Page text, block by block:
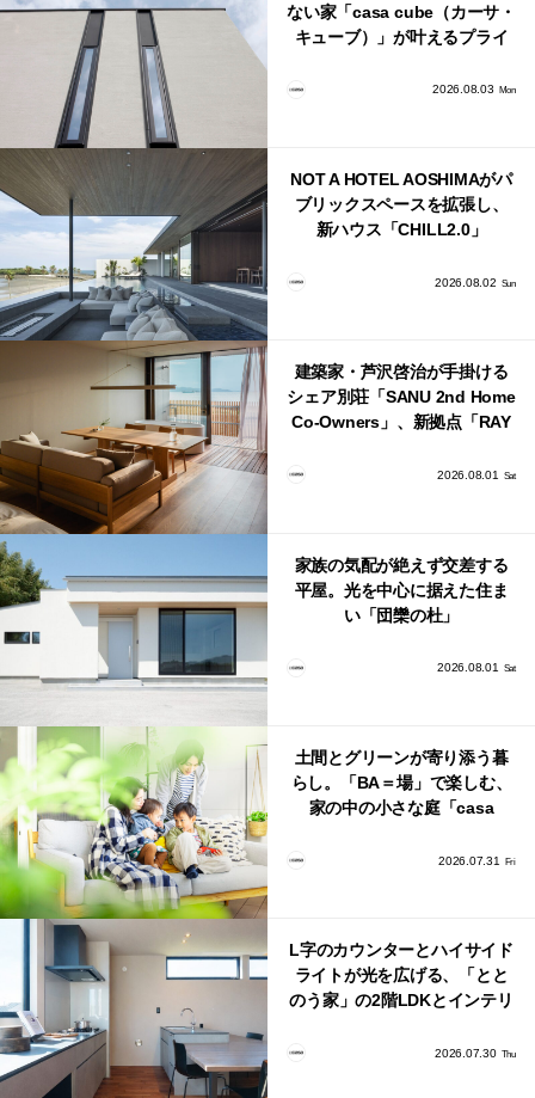
ない家「casa cube（カーサ・
キューブ）」が叶えるプライ
2026.08.03 Mon
NOT A HOTEL AOSHIMAがパ
ブリックスペースを拡張し、
新ハウス「CHILL2.0」
2026.08.02 Sun
建築家・芦沢啓治が手掛ける
シェア別荘「SANU 2nd Home
Co-Owners」、新拠点「RAY
2026.08.01 Sat
家族の気配が絶えず交差する
平屋。光を中心に据えた住ま
い「団欒の杜」
2026.08.01 Sat
土間とグリーンが寄り添う暮
らし。「BA＝場」で楽しむ、
家の中の小さな庭「casa
2026.07.31 Fri
L字のカウンターとハイサイド
ライトが光を広げる、「とと
のう家」の2階LDKとインテリ
2026.07.30 Thu